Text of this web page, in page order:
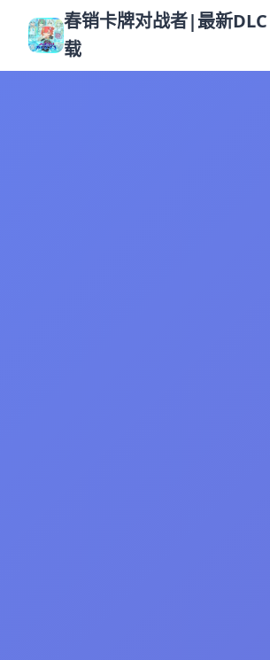
春销卡牌对战者|最新
载